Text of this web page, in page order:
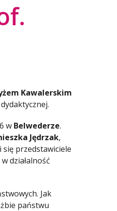
Kawalerskim
w Belwederze.
Jędrzak,
się przedstawiciele
działalność
Jak
państwu